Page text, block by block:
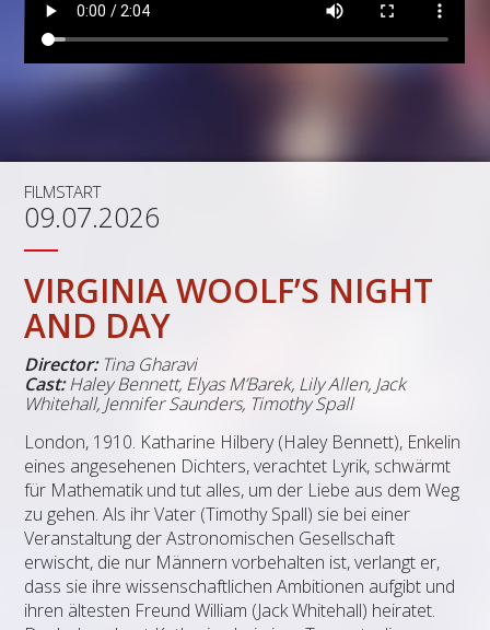
FILMSTART
09.07.2026
VIRGINIA WOOLF’S NIGHT
AND DAY
Director: Tina Gharavi
Cast: Haley Bennett, Elyas M’Barek, Lily Allen, Jack
Whitehall, Jennifer Saunders, Timothy Spall
London, 1910. Katharine Hilbery (Haley Bennett), Enkelin
eines angesehenen Dichters, verachtet Lyrik, schwärmt
für Mathematik und tut alles, um der Liebe aus dem Weg
zu gehen. Als ihr Vater (Timothy Spall) sie bei einer
Veranstaltung der Astronomischen Gesellschaft
erwischt, die nur Männern vorbehalten ist, verlangt er,
dass sie ihre wissenschaftlichen Ambitionen aufgibt und
ihren ältesten Freund William (Jack Whitehall) heiratet.